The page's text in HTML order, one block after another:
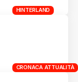
HINTERLAND
CRONACA ATTUALITÀ